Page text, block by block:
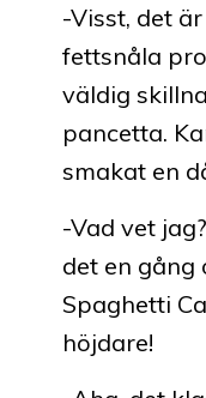
-Visst, det
fettsnåla
väldig
pancetta.
smakat en
-Vad vet
det en gång
Spaghetti
höjdare!